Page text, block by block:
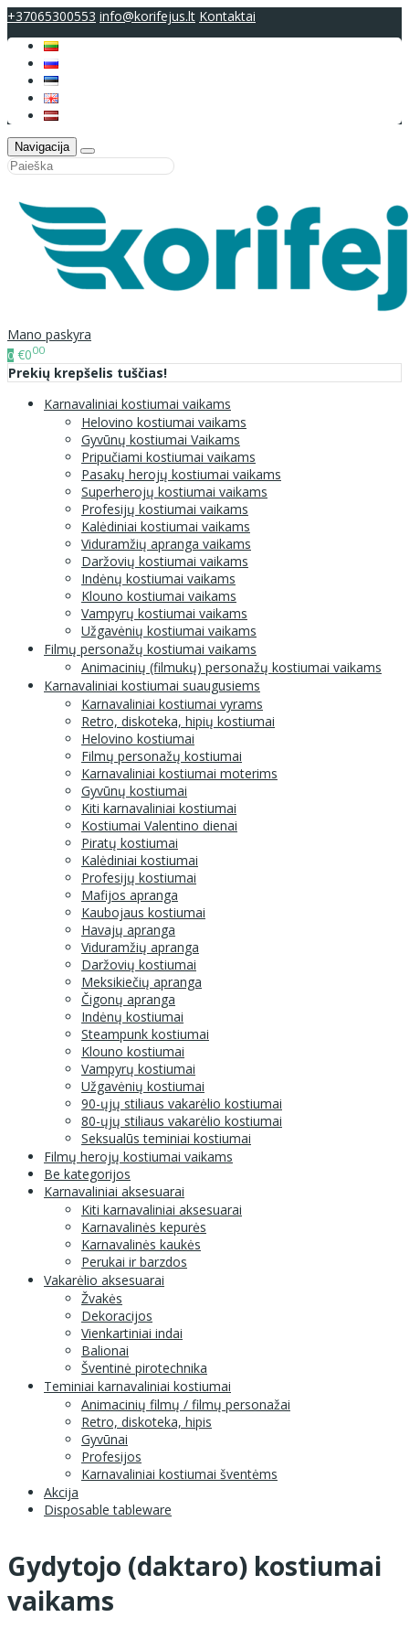
+37065300553 info@korifejus.lt Kontaktai
Navigacija
Mano paskyra
0 €000
Prekių krepšelis tuščias!
Karnavaliniai kostiumai vaikams
Helovino kostiumai vaikams
Gyvūnų kostiumai Vaikams
Pripučiami kostiumai vaikams
Pasakų herojų kostiumai vaikams
Superherojų kostiumai vaikams
Profesijų kostiumai vaikams
Kalėdiniai kostiumai vaikams
Viduramžių apranga vaikams
Daržovių kostiumai vaikams
Indėnų kostiumai vaikams
Klouno kostiumai vaikams
Vampyrų kostiumai vaikams
Užgavėnių kostiumai vaikams
Filmų personažų kostiumai vaikams
Animacinių (filmukų) personažų kostiumai vaikams
Karnavaliniai kostiumai suaugusiems
Karnavaliniai kostiumai vyrams
Retro, diskoteka, hipių kostiumai
Helovino kostiumai
Filmų personažų kostiumai
Karnavaliniai kostiumai moterims
Gyvūnų kostiumai
Kiti karnavaliniai kostiumai
Kostiumai Valentino dienai
Piratų kostiumai
Kalėdiniai kostiumai
Profesijų kostiumai
Mafijos apranga
Kaubojaus kostiumai
Havajų apranga
Viduramžių apranga
Daržovių kostiumai
Meksikiečių apranga
Čigonų apranga
Indėnų kostiumai
Steampunk kostiumai
Klouno kostiumai
Vampyrų kostiumai
Užgavėnių kostiumai
90-ųjų stiliaus vakarėlio kostiumai
80-ųjų stiliaus vakarėlio kostiumai
Seksualūs teminiai kostiumai
Filmų herojų kostiumai vaikams
Be kategorijos
Karnavaliniai aksesuarai
Kiti karnavaliniai aksesuarai
Karnavalinės kepurės
Karnavalinės kaukės
Perukai ir barzdos
Vakarėlio aksesuarai
Žvakės
Dekoracijos
Vienkartiniai indai
Balionai
Šventinė pirotechnika
Teminiai karnavaliniai kostiumai
Animacinių filmų / filmų personažai
Retro, diskoteka, hipis
Gyvūnai
Profesijos
Karnavaliniai kostiumai šventėms
Akcija
Disposable tableware
Gydytojo (daktaro) kostiumai
vaikams